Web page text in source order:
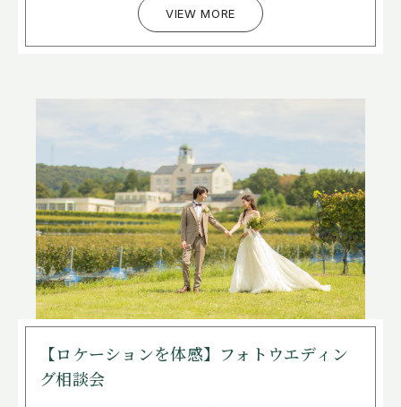
VIEW MORE
【ロケーションを体感】フォトウエディン
グ相談会